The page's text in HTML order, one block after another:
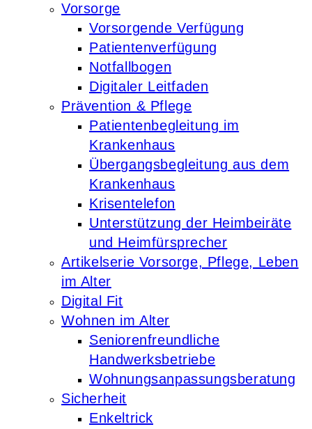
Vorsorge
Vorsorgende Verfügung
Patientenverfügung
Notfallbogen
Digitaler Leitfaden
Prävention & Pflege
Patientenbegleitung im
Krankenhaus
Übergangsbegleitung aus dem
Krankenhaus
Krisentelefon
Unterstützung der Heimbeiräte
und Heimfürsprecher
Artikelserie Vorsorge, Pflege, Leben
im Alter
Digital Fit
Wohnen im Alter
Seniorenfreundliche
Handwerksbetriebe
Wohnungsanpassungsberatung
Sicherheit
Enkeltrick